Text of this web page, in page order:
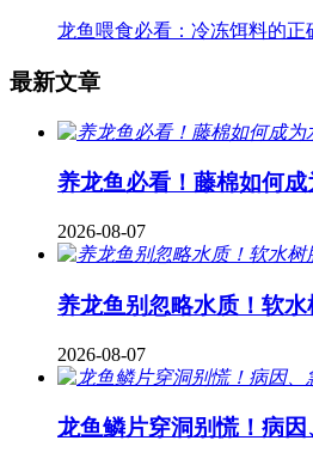
龙鱼喂食必看：冷冻饵料的正
最新文章
养龙鱼必看！藤棉如何成
2026-08-07
养龙鱼别忽略水质！软
2026-08-07
龙鱼鳞片穿洞别慌！病